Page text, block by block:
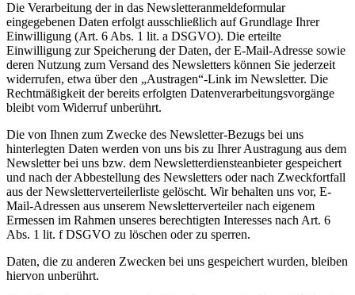
Die Verarbeitung der in das Newsletteranmeldeformular
eingegebenen Daten erfolgt ausschließlich auf Grundlage Ihrer
Einwilligung (Art. 6 Abs. 1 lit. a DSGVO). Die erteilte
Einwilligung zur Speicherung der Daten, der E-Mail-Adresse sowie
deren Nutzung zum Versand des Newsletters können Sie jederzeit
widerrufen, etwa über den „Austragen“-Link im Newsletter. Die
Rechtmäßigkeit der bereits erfolgten Datenverarbeitungsvorgänge
bleibt vom Widerruf unberührt.
Die von Ihnen zum Zwecke des Newsletter-Bezugs bei uns
hinterlegten Daten werden von uns bis zu Ihrer Austragung aus dem
Newsletter bei uns bzw. dem Newsletterdiensteanbieter gespeichert
und nach der Abbestellung des Newsletters oder nach Zweckfortfall
aus der Newsletterverteilerliste gelöscht. Wir behalten uns vor, E-
Mail-Adressen aus unserem Newsletterverteiler nach eigenem
Ermessen im Rahmen unseres berechtigten Interesses nach Art. 6
Abs. 1 lit. f DSGVO zu löschen oder zu sperren.
Daten, die zu anderen Zwecken bei uns gespeichert wurden, bleiben
hiervon unberührt.